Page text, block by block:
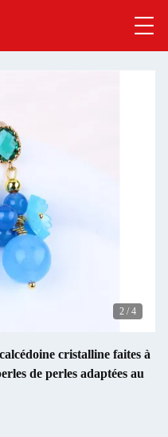
2 / 4
cristalline faites à
de perles adaptées au